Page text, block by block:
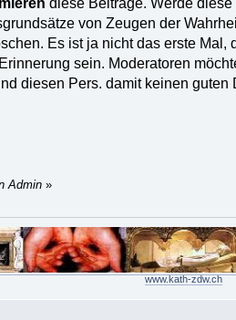
diese Beiträge. Werde
von Zeugen der
Es ist ja nicht das erste
sein. Moderatoren
diesen Pers. damit keinen guten
Admin »
www.kath-zdw.ch